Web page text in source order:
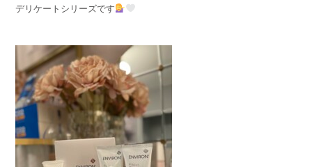
デリケートシリーズです